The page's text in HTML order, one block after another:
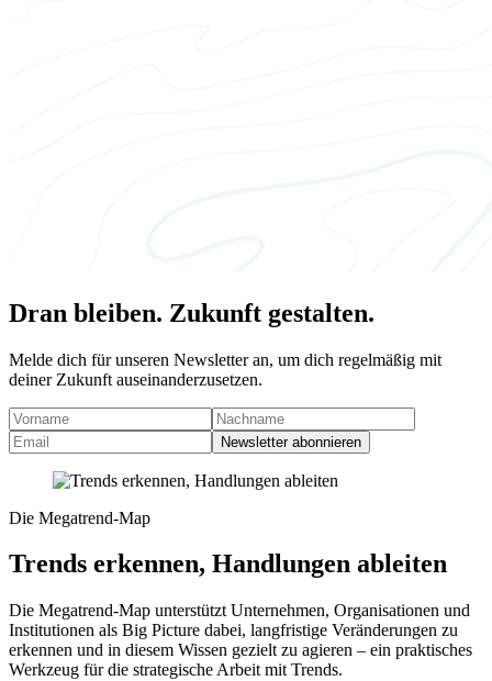
Dran bleiben. Zukunft gestalten.
Melde dich für unseren Newsletter an, um dich regelmäßig mit
deiner Zukunft auseinanderzusetzen.
Newsletter abonnieren
Die Megatrend-Map
Trends erkennen, Handlungen ableiten
Die Megatrend-Map unterstützt Unternehmen, Organisationen und
Institutionen als Big Picture dabei, langfristige Veränderungen zu
erkennen und in diesem Wissen gezielt zu agieren – ein praktisches
Werkzeug für die strategische Arbeit mit Trends.